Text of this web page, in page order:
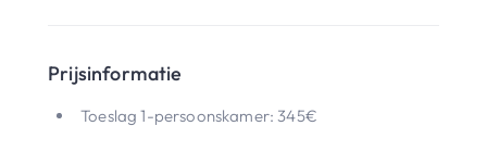
Prijsinformatie
Toeslag 1-persoonskamer: 345€